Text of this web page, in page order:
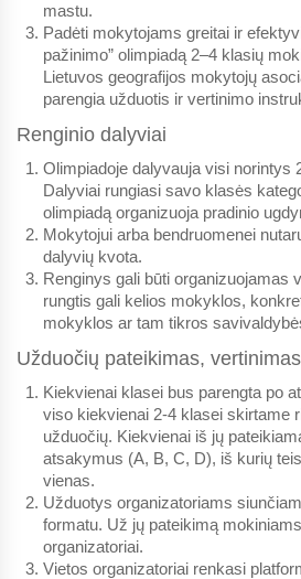
mastu.
Padėti mokytojams greitai ir
pažinimo” olimpiadą 2–4 klasių
Lietuvos geografijos mokytojų
parengia užduotis ir vertinimo
Renginio dalyviai
Olimpiadoje dalyvauja visi norintys
Dalyviai rungiasi savo klasės
olimpiadą organizuoja pradinio
Mokytojui arba bendruomenei
dalyvių kvota.
Renginys gali būti organizuojamas
rungtis gali kelios mokyklos,
mokyklos ar tam tikros
Užduočių pateikimas,
Kiekvienai klasei bus parengta po
viso kiekvienai 2-4 klasei skirtame
užduočių. Kiekvienai iš jų
atsakymus (A, B, C, D), iš kurių
vienas.
Užduotys organizatoriams
formatu. Už jų pateikimą
organizatoriai.
Vietos organizatoriai renkasi